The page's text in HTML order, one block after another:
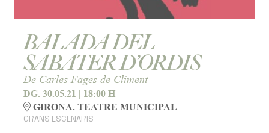
BALADA DEL
SABATER D’ORDIS
De Carles Fages de Climent
DG. 30.05.21 | 18:00 H
GIRONA. TEATRE MUNICIPAL
GRANS ESCENARIS